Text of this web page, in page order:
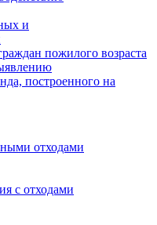
и
пожилого возраста
построенного на
отходами
с отходами